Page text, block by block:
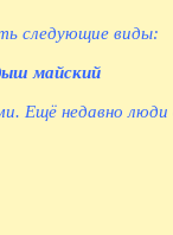
следующие виды:
майский
недавно люди